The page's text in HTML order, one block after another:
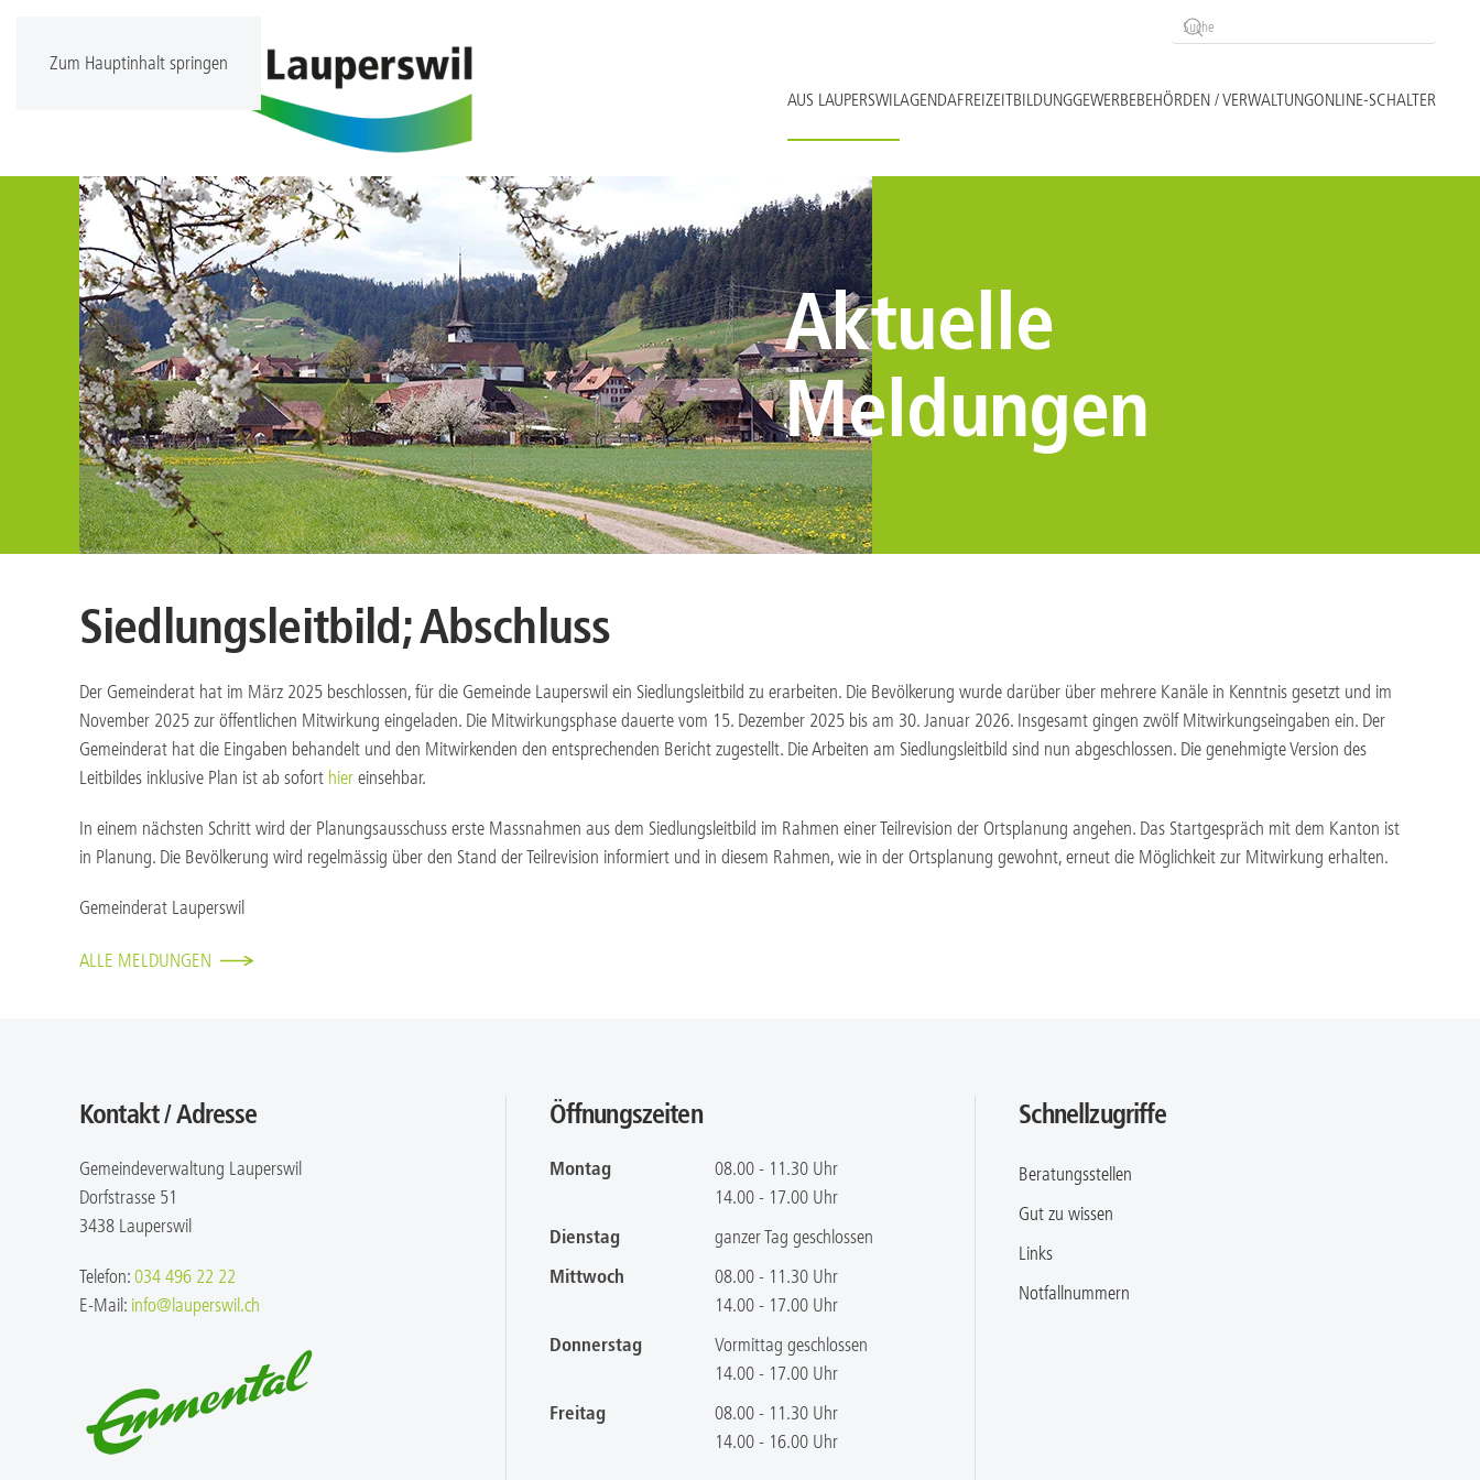
Zum Hauptinhalt springen
AUS LAUPERSWILAGENDAFREIZEITBILDUNGGEWERBEBEHÖRDEN / VERWALTUNGONLINE-SCHALTER
Aktuelle
Meldungen
Siedlungsleitbild; Abschluss
Der Gemeinderat hat im März 2025 beschlossen, für die Gemeinde Lauperswil ein Siedlungsleitbild zu erarbeiten. Die Bevölkerung wurde darüber über mehrere Kanäle in Kenntnis gesetzt und im
November 2025 zur öffentlichen Mitwirkung eingeladen. Die Mitwirkungsphase dauerte vom 15. Dezember 2025 bis am 30. Januar 2026. Insgesamt gingen zwölf Mitwirkungseingaben ein. Der
Gemeinderat hat die Eingaben behandelt und den Mitwirkenden den entsprechenden Bericht zugestellt. Die Arbeiten am Siedlungsleitbild sind nun abgeschlossen. Die genehmigte Version des
Leitbildes inklusive Plan ist ab sofort hier einsehbar.
In einem nächsten Schritt wird der Planungsausschuss erste Massnahmen aus dem Siedlungsleitbild im Rahmen einer Teilrevision der Ortsplanung angehen. Das Startgespräch mit dem Kanton ist
in Planung. Die Bevölkerung wird regelmässig über den Stand der Teilrevision informiert und in diesem Rahmen, wie in der Ortsplanung gewohnt, erneut die Möglichkeit zur Mitwirkung erhalten.
Gemeinderat Lauperswil
ALLE MELDUNGEN
Kontakt / Adresse
Gemeindeverwaltung Lauperswil
Dorfstrasse 51
3438 Lauperswil
Telefon: 034 496 22 22
E-Mail: info@lauperswil.ch
Öffnungszeiten
Montag
08.00 - 11.30 Uhr
14.00 - 17.00 Uhr
Dienstag
ganzer Tag geschlossen
Mittwoch
08.00 - 11.30 Uhr
14.00 - 17.00 Uhr
Donnerstag
Vormittag geschlossen
14.00 - 17.00 Uhr
Freitag
08.00 - 11.30 Uhr
14.00 - 16.00 Uhr
Schnellzugriffe
Beratungsstellen
Gut zu wissen
Links
Notfallnummern